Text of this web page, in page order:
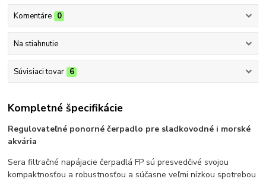
Komentáre 0
Na stiahnutie
Súvisiaci tovar 6
Kompletné špecifikácie
Regulovateľné ponorné čerpadlo pre sladkovodné i morské
akvária
Sera filtračné napájacie čerpadlá FP sú presvedčivé svojou
kompaktnosťou a robustnosťou a súčasne veľmi nízkou spotrebou